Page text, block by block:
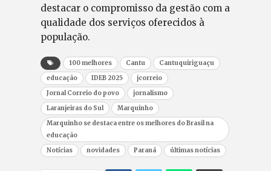
destacar o compromisso da gestão com a
qualidade dos serviços oferecidos à
população.
100 melhores Cantu
Cantuquiriguaçu
educação
IDEB 2025
jcorreio
Jornal Correio do povo
jornalismo
Laranjeiras do Sul
Marquinho
Marquinho se destaca entre os melhores do Brasil na
educação
Notícias
novidades Paraná últimas notícias